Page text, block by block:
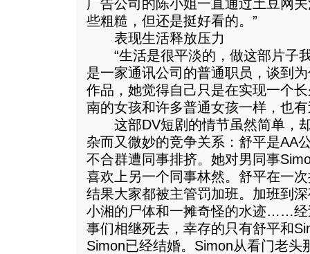
广告公司的陈小姐一直通过土豆网
些粗糙，但还是挺好看的。”
表现生活释放压力
“生活是很平淡的，做这部片子
是一家通讯公司的普通职员，谈到
作品，她觉得自己只是在实现一个
南的女孩和许多普通女孩一样，也
这部DV短剧的情节虽然简单，
杂而又微妙的竞争关系：舒平是AA
不合群遭同事排挤。她对男同事
喜欢上另一个同事林然。舒平在一
结果大家都被主管罚加班。加班到
小湘的尸体和一摊奇怪的水迹……经
事们相继死去，幸存的只有舒平和
Simon已经结婚。Simon从看门老头